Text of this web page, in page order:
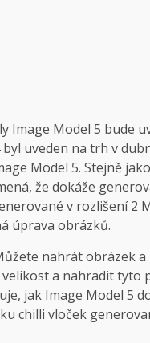
Image Model 5 bude
uveden na trh v
Model 5. Stejně
že dokáže
v rozlišení 2
úprava obrázků.
nahrát obrázek
a nahradit tyto
jak Image Model 5
chilli vloček